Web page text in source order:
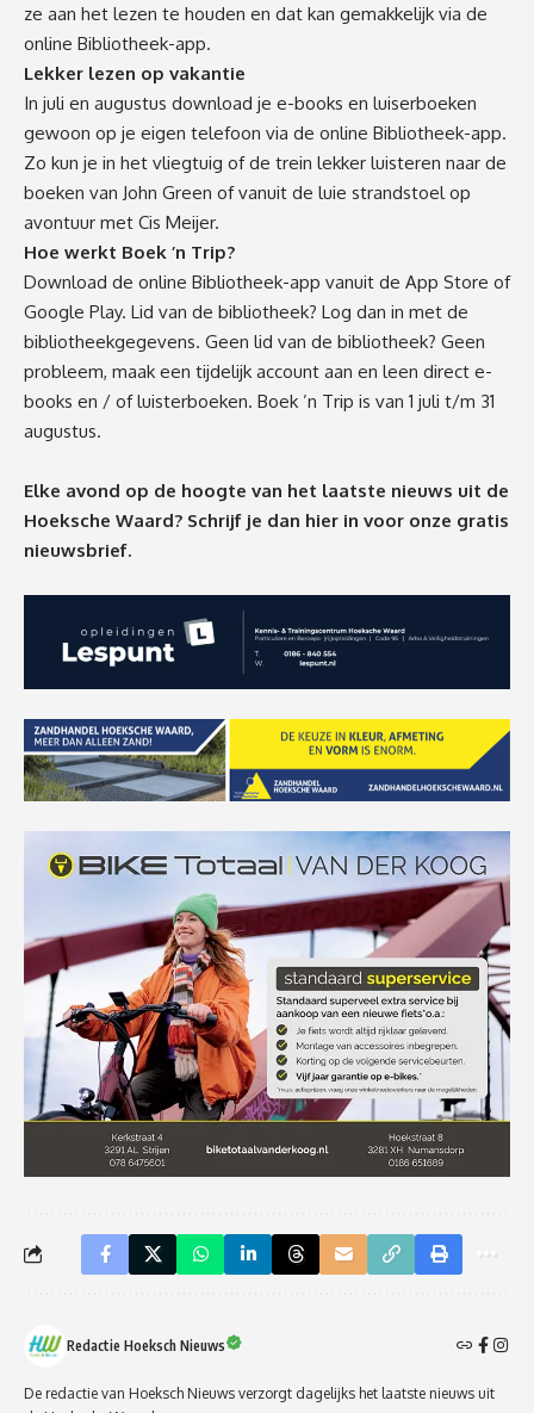
ze aan het lezen te houden en dat kan gemakkelijk via de
online Bibliotheek-app.
Lekker lezen op vakantie
In juli en augustus download je e-books en luiserboeken
gewoon op je eigen telefoon via de online Bibliotheek-app.
Zo kun je in het vliegtuig of de trein lekker luisteren naar de
boeken van John Green of vanuit de luie strandstoel op
avontuur met Cis Meijer.
Hoe werkt Boek ’n Trip?
Download de online Bibliotheek-app vanuit de App Store of
Google Play. Lid van de bibliotheek? Log dan in met de
bibliotheekgegevens. Geen lid van de bibliotheek? Geen
probleem, maak een tijdelijk account aan en leen direct e-
books en / of luisterboeken. Boek ’n Trip is van 1 juli t/m 31
augustus.
Elke avond op de hoogte van het laatste nieuws uit de
Hoeksche Waard? Schrijf je dan hier in voor onze gratis
nieuwsbrief.
Redactie Hoeksch Nieuws
De redactie van Hoeksch Nieuws verzorgt dagelijks het laatste nieuws uit